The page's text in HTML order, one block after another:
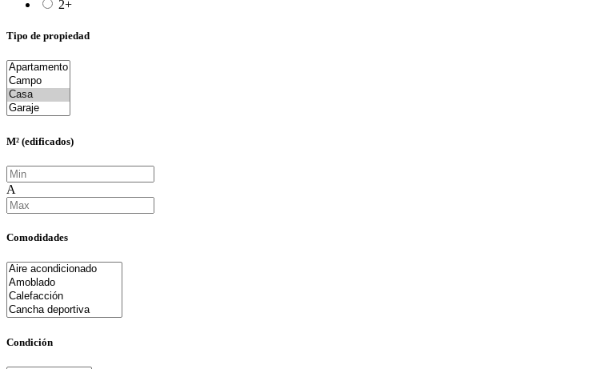
2+
Tipo de propiedad
M² (edificados)
A
Comodidades
Condición